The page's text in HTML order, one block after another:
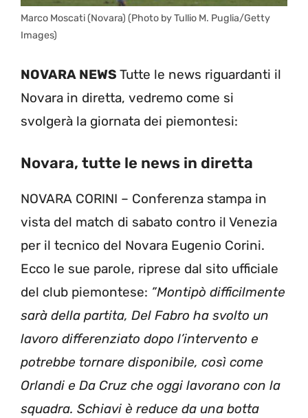
Marco Moscati (Novara) (Photo by Tullio M. Puglia/Getty
Images)
NOVARA NEWS Tutte le news riguardanti il
Novara in diretta, vedremo come si
svolgerà la giornata dei piemontesi:
Novara, tutte le news in diretta
NOVARA CORINI – Conferenza stampa in
vista del match di sabato contro il Venezia
per il tecnico del Novara Eugenio Corini.
Ecco le sue parole, riprese dal sito ufficiale
del club piemontese: ”Montipò difficilmente
sarà della partita, Del Fabro ha svolto un
lavoro differenziato dopo l’intervento e
potrebbe tornare disponibile, così come
Orlandi e Da Cruz che oggi lavorano con la
squadra. Schiavi è reduce da una botta